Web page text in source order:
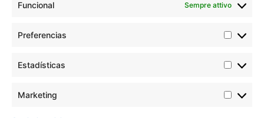
Funcional Sempre attivo
Preferencias
Estadísticas
Marketing